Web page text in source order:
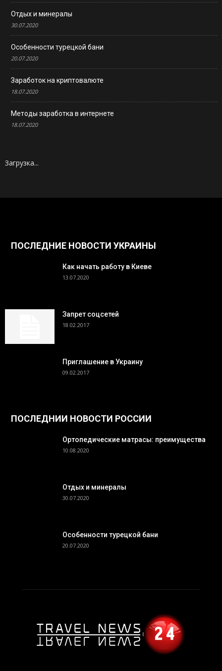
Отдых и минералы
30.07.2020
Особенности турецкой бани
20.07.2020
Заработок на криптовалюте
18.07.2020
Методы заработка в интернете
18.07.2020
Загрузка...
ПОСЛЕДНИЕ НОВОСТИ УКРАИНЫ
Как начать работу в Киеве
13.07.2020
Запрет соцсетей
18.02.2017
Приглашение в Украину
09.02.2017
ПОСЛЕДНИИ НОВОСТИ РОССИИ
Ортопедические матрасы: преимущества
10.08.2020
Отдых и минералы
30.07.2020
Особенности турецкой бани
20.07.2020